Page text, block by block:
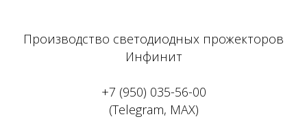
Производство светодиодных прожекторов
Инфинит
+7 (950) 035-56-00
(Telegram, MAX)